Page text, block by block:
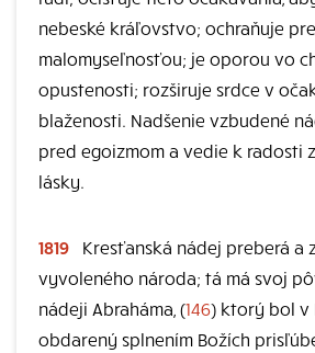
nebeské kráľovstvo; ochraňuje
malomyseľnosťou; je oporou vo
opustenosti; rozširuje srdce v
blaženosti. Nadšenie vzbudené
pred egoizmom a vedie k radosti
lásky.
1819
Kresťanská nádej preberá a
vyvoleného národa; tá má svoj
nádeji Abraháma, (146) ktorý bol v
obdarený splnením Božích